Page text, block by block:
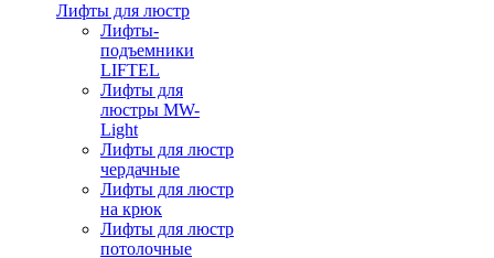
Лифты для люстр
Лифты-
подъемники
LIFTEL
Лифты для
люстры MW-
Light
Лифты для люстр
чердачные
Лифты для люстр
на крюк
Лифты для люстр
потолочные